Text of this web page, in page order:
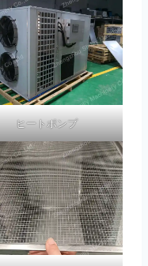
ヒートポンプ